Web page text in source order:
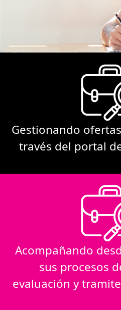
Gestionando
través del portal
Acompañando
sus procesos
evaluación y